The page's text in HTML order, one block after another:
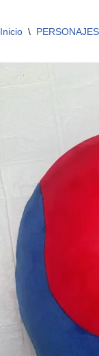
Inicio \ PERSONAJES